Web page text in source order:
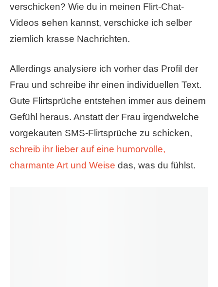
verschicken? Wie du in meinen Flirt-Chat-
Videos sehen kannst, verschicke ich selber
ziemlich krasse Nachrichten.
Allerdings analysiere ich vorher das Profil der
Frau und schreibe ihr einen individuellen Text.
Gute Flirtsprüche entstehen immer aus deinem
Gefühl heraus. Anstatt der Frau irgendwelche
vorgekauten SMS-Flirtsprüche zu schicken,
schreib ihr lieber auf eine humorvolle,
charmante Art und Weise das, was du fühlst.